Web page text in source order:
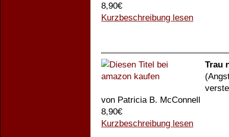
8,90€
Kurzbeschreibung lesen
Trau
von Patricia B. McConnell
8,90€
Kurzbeschreibung lesen